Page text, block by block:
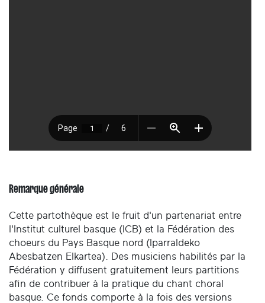
Remarque générale
Cette partothèque est le fruit d'un partenariat entre
l'Institut culturel basque (ICB) et la Fédération des
choeurs du Pays Basque nord (Iparraldeko
Abesbatzen Elkartea). Des musiciens habilités par la
Fédération y diffusent gratuitement leurs partitions
afin de contribuer à la pratique du chant choral
basque. Ce fonds comporte à la fois des versions